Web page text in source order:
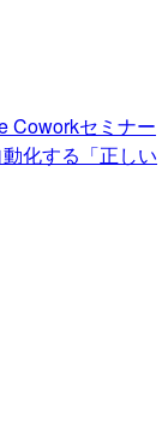
Coworkセミナー
化する「正しい